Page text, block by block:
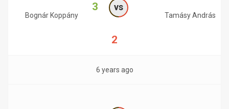
Bognár Koppány
3 vs
2
Tamásy András
6 years ago